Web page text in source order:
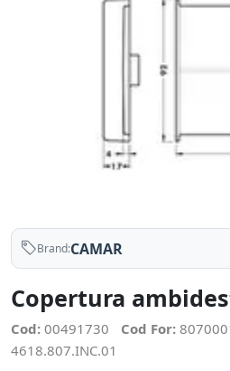
Brand:CAMAR
Copertura
Cod: 00491730 Cod For:
4618.807.INC.01